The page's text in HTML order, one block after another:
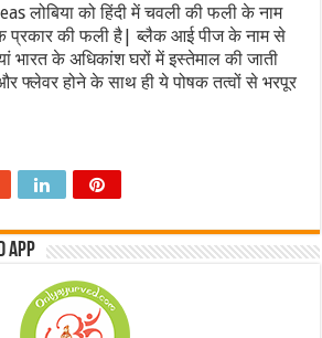
लोबिया को हिंदी में चवली की फली के नाम
प्रकार की फली है| ब्लैक आई पीज के नाम से
भारत के अधिकांश घरों में इस्तेमाल की जाती
फ्लेवर होने के साथ ही ये पोषक तत्वों से भरपूर
App